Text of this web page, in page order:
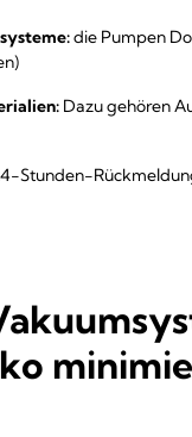
die Pumpen
Dazu gehören
Stunden-